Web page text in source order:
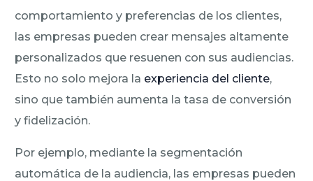
comportamiento y preferencias de los clientes,
las empresas pueden crear mensajes altamente
personalizados que resuenen con sus audiencias.
Esto no solo mejora la experiencia del cliente,
sino que también aumenta la tasa de conversión
y fidelización.
Por ejemplo, mediante la segmentación
automática de la audiencia, las empresas pueden